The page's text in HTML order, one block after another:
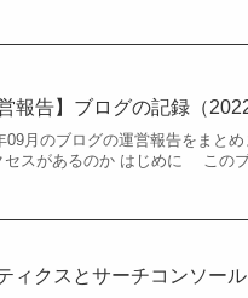
営報告】ブログの記録（
09月のブログの運営報告をまと
セスがあるのか はじめに この
ィクスとサーチコンソー